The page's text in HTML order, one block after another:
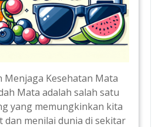
Menjaga Kesehatan Mata
Mata adalah salah satu
yang memungkinkan kita
dan menilai dunia di sekitar